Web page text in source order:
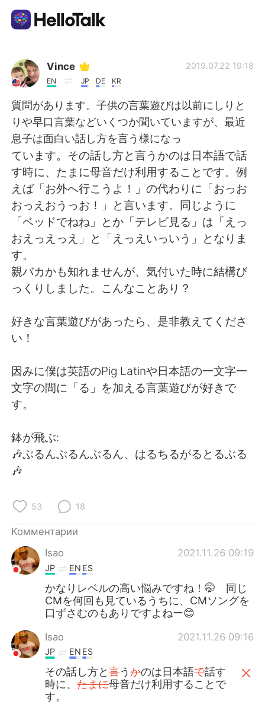
Приложение для Языкового Обмена
AI Grammar Checker
Русский
English 简体中文
繁體中文 Español
العربية Français
Deutsch 日本語
Indonesia Italiano
Português
Vince
EN JP DE KR
2019.07.22 19:18
質問があります。子供の言葉遊びは以前にしりと
りや早口言葉などいくつか聞いていますが、最近
息子は面白い話し方を言う様になっ
ています。その話し方と言うかのは日本語で話
す時に、たまに母音だけ利用することです。例
えば「お外へ行こうよ！」の代わりに「おっお
おっえおうっお！」と言います。同じように
「ベッドでねね」とか「テレビ見る」は「えっ
おえっえっえ」と「えっえいっいう」となりま
す。
親バカかも知れませんが、気付いた時に結構び
っくりしました。こんなことあり？
好きな言葉遊びがあったら、是非教えてくださ
い！
因みに僕は英語のPig Latinや日本語の一文字一
文字の間に「る」を加える言葉遊びが好きで
す。
鉢が飛ぶ:
🎶ぶるんぶるんぶるん、はるちるがるとるぶる
🎶
53 18
Комментарии
Isao
2021.11.26 09:19
JP EN ES
かなりレベルの高い悩みですね！🤭 同じ
CMを何回も見ているうちに、CMソングを
口ずさむのもありですよねー😊
Isao 2021.11.26 09:16
JP EN ES
その話し方と言うかのは日本語で話す
時に、たまに母音だけ利用することで
す。